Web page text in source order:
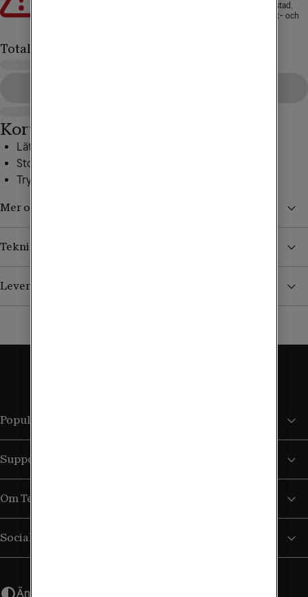
betalningsanmärkning. Det kan leda till svårigheter att få hyra bostad,
teckna abonnemang och få nya lån. För stöd, vänd dig till budget- och
Totalt
Kort om mobilen
Lättläst och bred display
Stora knappar
Trygghetsknapp för extra säkerhet
Mer om Doro Leva L21
Teknisk specifikation
Leverans, betalning och retur
Populära sidor
Support
Om Tele2
Sociala medier
Ändra utseende